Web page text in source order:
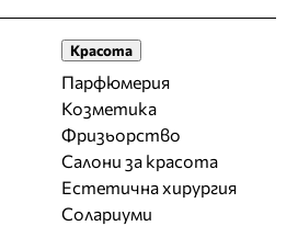
Красота
Парфюмерия
Козметика
Фризьорство
Салони за красота
Естетична хирургия
Солариуми